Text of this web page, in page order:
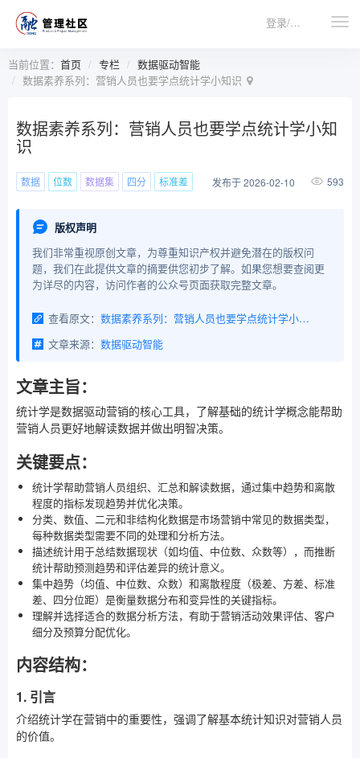
登录/注册
当前位置： 首页 专栏
数据驱动智能
数据素养系列：营销人员也要学点统计学小知识
数据素养系列：营销人员也要学点统计学小知
识
数据 位数 数据集 四分 标准差 发布于 2026-02-10 593
版权声明
我们非常重视原创文章，为尊重知识产权并避免潜在的版权问
题，我们在此提供文章的摘要供您初步了解。如果您想要查阅更
为详尽的内容，访问作者的公众号页面获取完整文章。
查看原文：
数据素养系列：营销人员也要学点统计学小知识
文章来源： 数据驱动智能
文章主旨：
统计学是数据驱动营销的核心工具，了解基础的统计学概念能帮助
营销人员更好地解读数据并做出明智决策。
关键要点：
统计学帮助营销人员组织、汇总和解读数据，通过集中趋势和离散
程度的指标发现趋势并优化决策。
分类、数值、二元和非结构化数据是市场营销中常见的数据类型，
每种数据类型需要不同的处理和分析方法。
描述统计用于总结数据现状（如均值、中位数、众数等），而推断
统计帮助预测趋势和评估差异的统计意义。
集中趋势（均值、中位数、众数）和离散程度（极差、方差、标准
差、四分位距）是衡量数据分布和变异性的关键指标。
理解并选择适合的数据分析方法，有助于营销活动效果评估、客户
细分及预算分配优化。
内容结构：
1. 引言
介绍统计学在营销中的重要性，强调了解基本统计知识对营销人员
的价值。